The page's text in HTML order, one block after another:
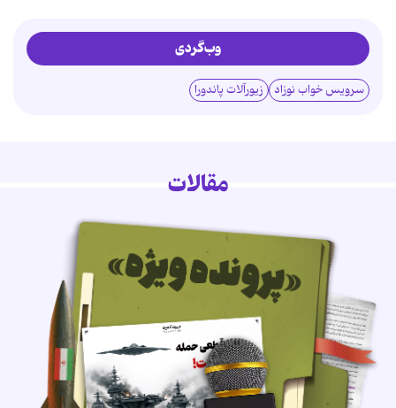
وب‌گردی
سرویس خواب نوزاد زیورآلات پاندورا
مقالات